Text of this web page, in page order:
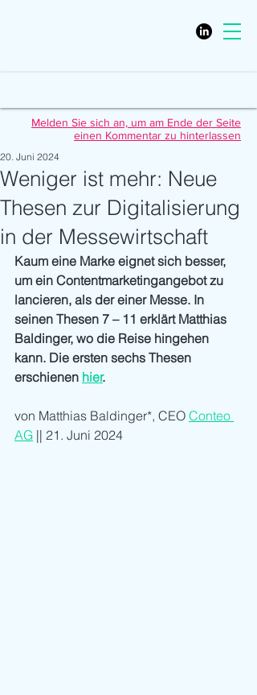
Melden Sie sich an, um am Ende der Seite
einen Kommentar zu hinterlassen
Weniger ist mehr: Neue
Thesen zur Digitalisierung
in der Messewirtschaft
20. Juni 2024
Kaum eine Marke eignet sich besser,
um ein Contentmarketingangebot zu
lancieren, als der einer Messe. In
seinen Thesen 7 – 11 erklärt Matthias
Baldinger, wo die Reise hingehen
kann. Die ersten sechs Thesen
erschienen hier.
von Matthias Baldinger*, CEO Conteo
AG || 21. Juni 2024